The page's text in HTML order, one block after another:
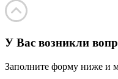
У Вас возникли
Заполните форму ниже и